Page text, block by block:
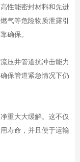
性能密封材料和先进
气等危险物质泄露引
确保。
压井管道抗冲击能力
保管道紧急情况下仍
重大大缓解。这不仅
寿命，并且便于运输